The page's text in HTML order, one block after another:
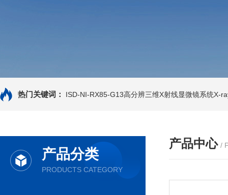
热门关键词： ISD-NI-RX85-G13高分辨三维X射线显微镜系统X-
产品分类
PRODUCTS CATEGORY
产品中心 /